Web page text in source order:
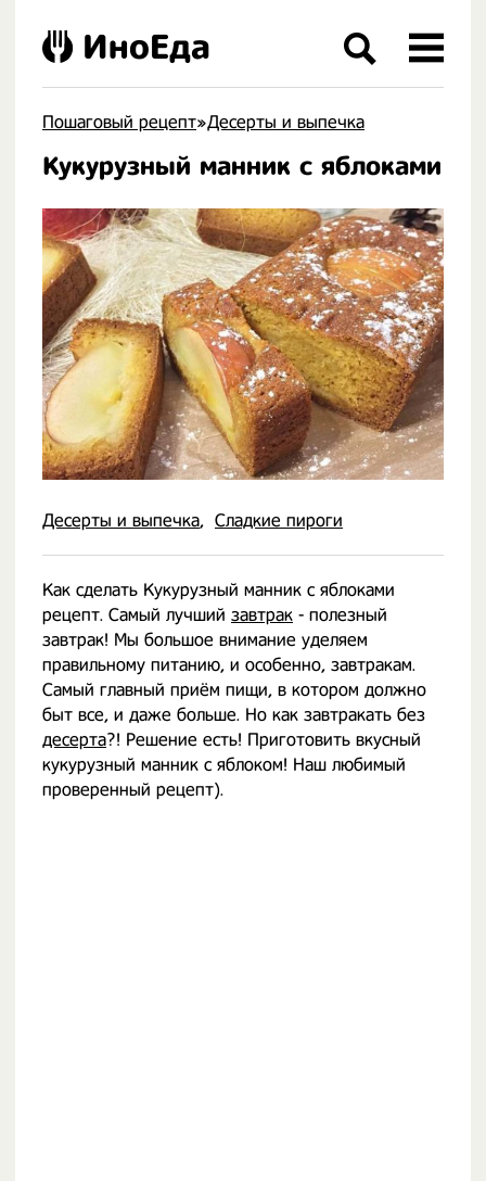
Пошаговый рецепт»Десерты и выпечка
Кукурузный манник с яблоками
Десерты и выпечка Сладкие пироги
Как сделать Кукурузный манник с яблоками
рецепт. Самый лучший завтрак - полезный
завтрак! Мы большое внимание уделяем
правильному питанию, и особенно, завтракам.
Самый главный приём пищи, в котором должно
быт все, и даже больше. Но как завтракать без
десерта?! Решение есть! Приготовить вкусный
кукурузный манник с яблоком! Наш любимый
проверенный рецепт).
ИноЕда